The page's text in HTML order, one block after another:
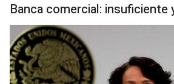
Banca comercial: insuficiente